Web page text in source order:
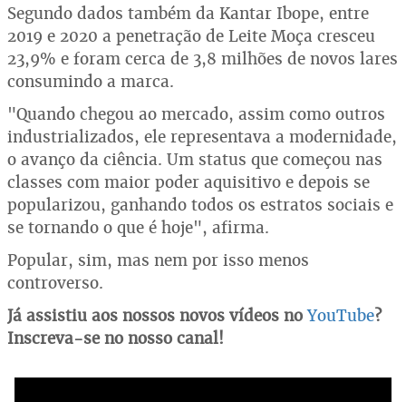
Segundo dados também da Kantar Ibope, entre
2019 e 2020 a penetração de Leite Moça cresceu
23,9% e foram cerca de 3,8 milhões de novos lares
consumindo a marca.
"Quando chegou ao mercado, assim como outros
industrializados, ele representava a modernidade,
o avanço da ciência. Um status que começou nas
classes com maior poder aquisitivo e depois se
popularizou, ganhando todos os estratos sociais e
se tornando o que é hoje", afirma.
Popular, sim, mas nem por isso menos
controverso.
Já assistiu aos nossos novos vídeos noYouTube?
Inscreva-se no nosso canal!